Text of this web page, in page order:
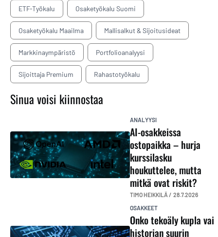
ETF-Työkalu Osaketyökalu Suomi
Osaketyökalu Maailma Mallisalkut & Sijoitusideat
Markkinaympäristö Portfolioanalyysi
Sijoittaja Premium Rahastotyökalu
Sinua voisi kiinnostaa
ANALYYSI
AI-osakkeissa
ostopaikka – hurja
kurssilasku
houkuttelee, mutta
mitkä ovat riskit?
TIMO HEIKKILÄ / 28.7.2026
OSAKKEET
Onko tekoäly kupla vai
historian suurin